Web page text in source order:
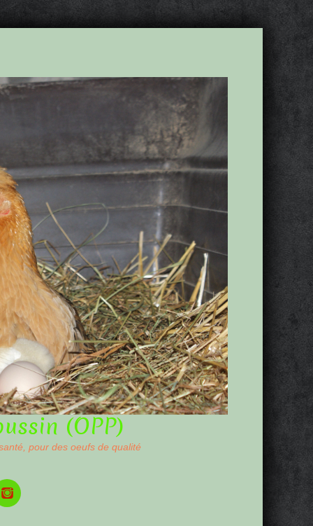
(OPP)
pour des oeufs de qualité